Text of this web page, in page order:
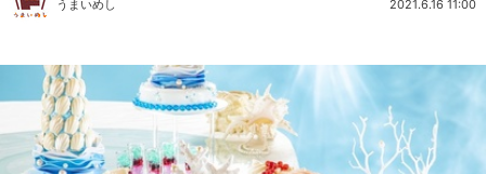
うまいめし 2021.6.16 11:00